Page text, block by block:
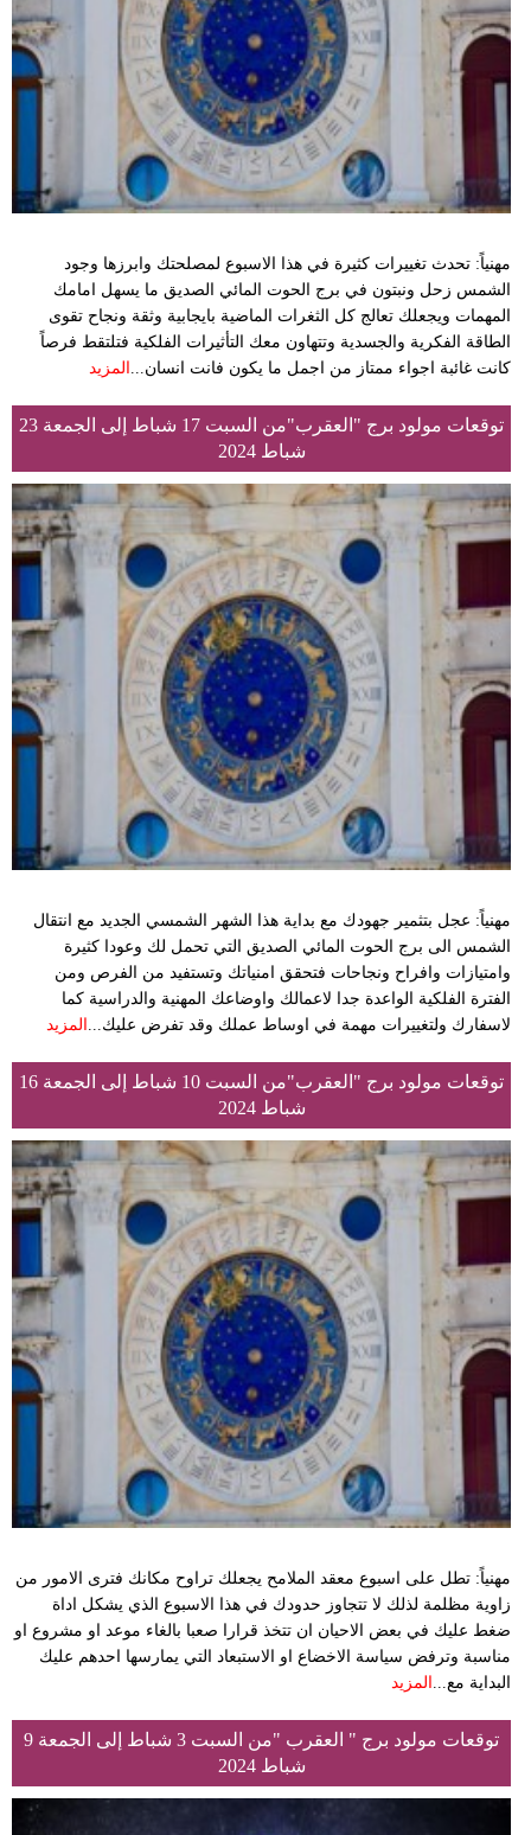
وسفر
ديكور
أخبار
البرلمان
المغربي
أزياء
علوم
وتكنولوجيا
بيئة
مدوَّنات
أبراج
فيديو
مهنياً: تحدث تغييرات كثيرة في هذا الاسبوع لمصلحتك وابرزها وجود
الشمس زحل ونبتون في برج الحوت المائي الصديق ما يسهل امامك
المهمات ويجعلك تعالج كل الثغرات الماضية بايجابية وثقة ونجاح تقوى
الطاقة الفكرية والجسدية وتتهاون معك التأثيرات الفلكية فتلتقط فرصاً
كانت غائبة اجواء ممتاز من اجمل ما يكون فانت انسان... المزيد
توقعات مولود برج "العقرب"من السبت 17 شباط إلى الجمعة 23
شباط 2024
مهنياً: عجل بتثمير جهودك مع بداية هذا الشهر الشمسي الجديد مع انتقال
الشمس الى برج الحوت المائي الصديق التي تحمل لك وعودا كثيرة
وامتيازات وافراح ونجاحات فتحقق امنياتك وتستفيد من الفرص ومن
الفترة الفلكية الواعدة جدا لاعمالك واوضاعك المهنية والدراسية كما
لاسفارك ولتغييرات مهمة في اوساط عملك وقد تفرض عليك... المزيد
توقعات مولود برج "العقرب"من السبت 10 شباط إلى الجمعة 16
شباط 2024
مهنياً: تطل على اسبوع معقد الملامح يجعلك تراوح مكانك فترى الامور من
زاوية مظلمة لذلك لا تتجاوز حدودك في هذا الاسبوع الذي يشكل اداة
ضغط عليك في بعض الاحيان ان تتخذ قرارا صعبا بالغاء موعد او مشروع او
مناسبة وترفض سياسة الاخضاع او الاستبعاد التي يمارسها احدهم عليك
البداية مع... المزيد
توقعات مولود برج " العقرب "من السبت 3 شباط إلى الجمعة 9
شباط 2024